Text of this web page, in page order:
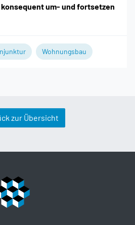
um- und fortsetzen
Wohnungsbau
zur Übersicht